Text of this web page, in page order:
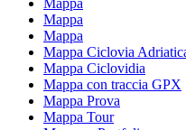
Mappa
Mappa
Mappa Ciclovia
Mappa Ciclovidia
Mappa con traccia GPX
Mappa Prova
Mappa Tour